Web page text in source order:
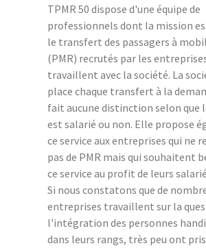
TPMR 50 dispose d'une équipe de
professionnels dont la mission
le transfert des passagers à
(PMR) recrutés par les
travaillent avec la société. La
place chaque transfert à la
fait aucune distinction selon que
est salarié ou non. Elle propose
ce service aux entreprises qui ne
pas de PMR mais qui souhaitent
ce service au profit de leurs
Si nous constatons que de
entreprises travaillent sur la
l'intégration des personnes
dans leurs rangs, très peu ont